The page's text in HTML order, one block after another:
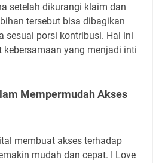
setelah dikurangi klaim dan
tersebut bisa dibagikan
sesuai porsi kontribusi. Hal ini
kebersamaan yang menjadi inti
Mempermudah Akses
membuat akses terhadap
mudah dan cepat. I Love